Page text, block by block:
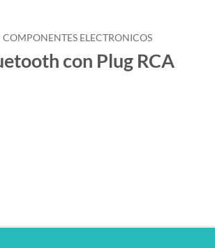
COMPONENTES ELECTRONICOS
con Plug RCA